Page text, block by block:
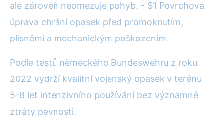
ale zároveň neomezuje pohyb. - $1 Povrchová
úprava chrání opasek před promoknutím,
plísněmi a mechanickým poškozením.
Podle testů německého Bundeswehru z roku
2022 vydrží kvalitní vojenský opasek v terénu
5-8 let intenzivního používání bez významné
ztráty pevnosti.